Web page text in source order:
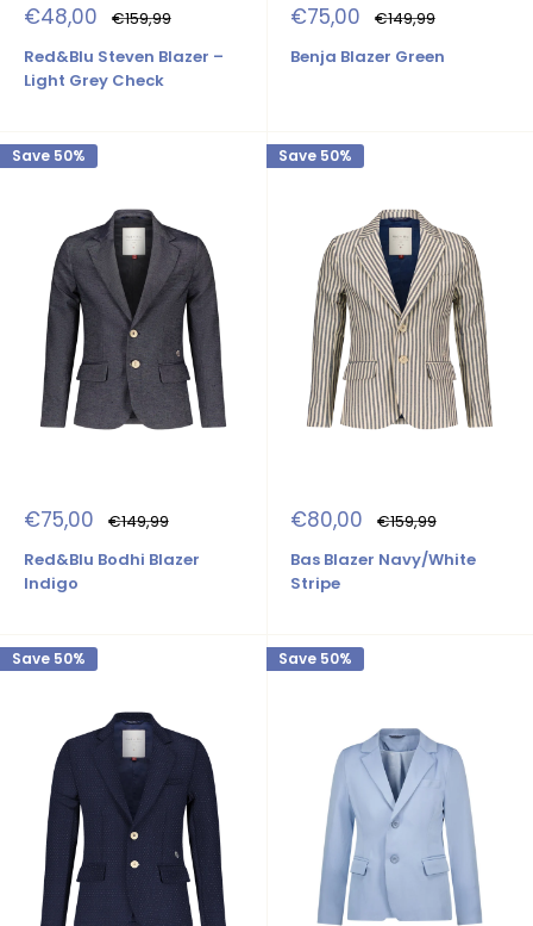
Sale
price
€48,00 Regular
price
€159,99
Red&Blu Steven Blazer –
Light Grey Check
Sale
price
€75,00 Regular
price
€149,99
Benja Blazer Green
Save 50%
Sale
price
€75,00 Regular
price
€149,99
Red&Blu Bodhi Blazer
Indigo
Save 50%
Sale
price
€80,00 Regular
price
€159,99
Bas Blazer Navy/White
Stripe
Save 50% Save 50%